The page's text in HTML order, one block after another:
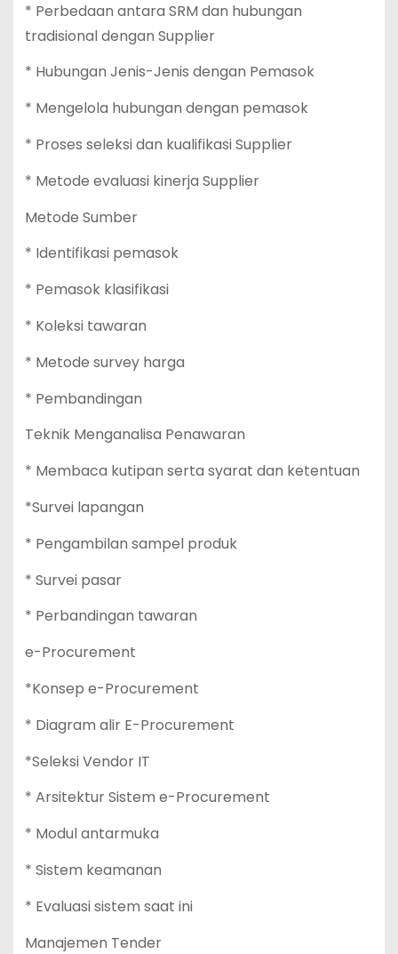
* Perbedaan antara SRM dan hubungan
tradisional dengan Supplier
* Hubungan Jenis-Jenis dengan Pemasok
* Mengelola hubungan dengan pemasok
* Proses seleksi dan kualifikasi Supplier
* Metode evaluasi kinerja Supplier
Metode Sumber
* Identifikasi pemasok
* Pemasok klasifikasi
* Koleksi tawaran
* Metode survey harga
* Pembandingan
Teknik Menganalisa Penawaran
* Membaca kutipan serta syarat dan ketentuan
*Survei lapangan
* Pengambilan sampel produk
* Survei pasar
* Perbandingan tawaran
e-Procurement
*Konsep e-Procurement
* Diagram alir E-Procurement
*Seleksi Vendor IT
* Arsitektur Sistem e-Procurement
* Modul antarmuka
* Sistem keamanan
* Evaluasi sistem saat ini
Manajemen Tender